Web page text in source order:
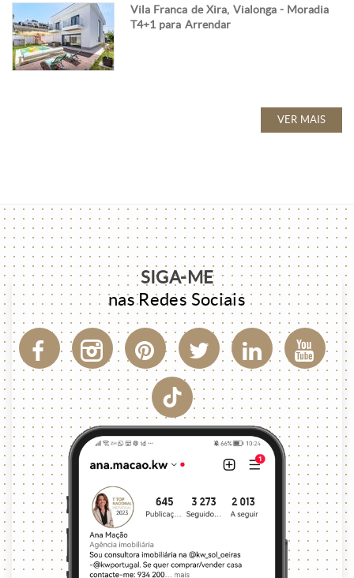
Vila Franca de Xira, Vialonga - Moradia
T4+1 para Arrendar
VER MAIS
SIGA-ME
nas Redes Sociais